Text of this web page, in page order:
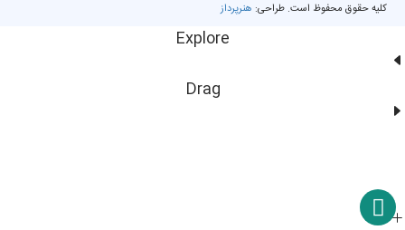
کلیه حقوق محفوظ است. طراحی: هنرپرداز
Explore
Drag